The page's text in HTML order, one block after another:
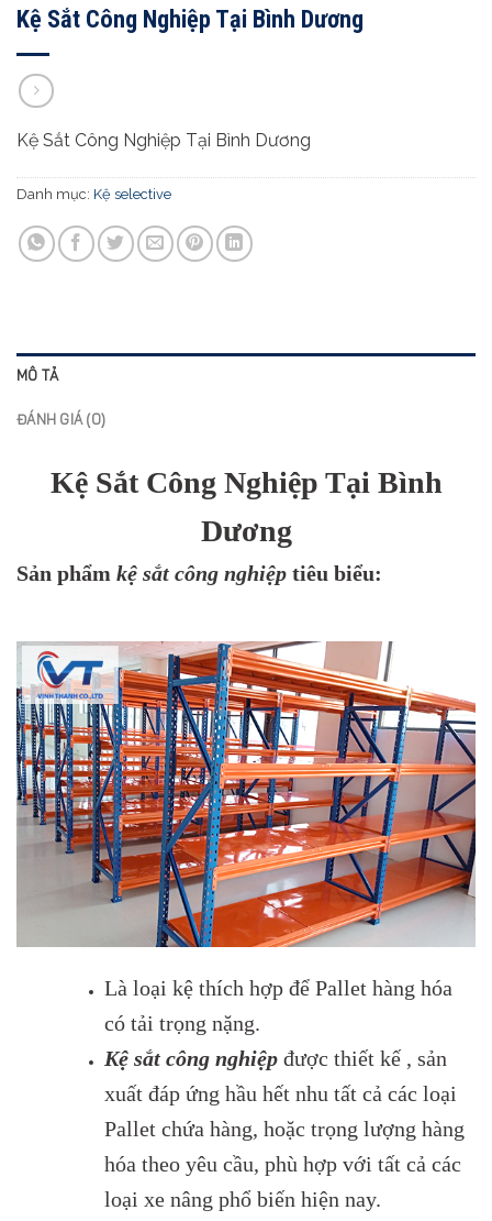
Kệ Sắt Công Nghiệp Tại Bình Dương
Kệ Sắt Công Nghiệp Tại Bình Dương
Danh mục: Kệ selective
MÔ TẢ
ĐÁNH GIÁ (0)
Kệ Sắt Công Nghiệp Tại Bình
Dương
Sản phẩm kệ sắt công nghiệp tiêu biểu:
Là loại kệ thích hợp để Pallet hàng hóa
có tải trọng nặng.
Kệ sắt công nghiệp được thiết kế , sản
xuất đáp ứng hầu hết nhu tất cả các loại
Pallet chứa hàng, hoặc trọng lượng hàng
hóa theo yêu cầu, phù hợp với tất cả các
loại xe nâng phổ biến hiện nay.